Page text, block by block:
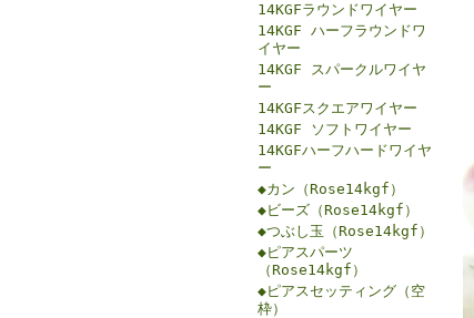
14KGFラウンドワイヤー
14KGF ハーフラウンドワ
イヤー
14KGF スパークルワイヤ
ー
14KGFスクエアワイヤー
14KGF ソフトワイヤー
14KGFハーフハードワイヤ
ー
◆カン（Rose14kgf）
◆ビーズ（Rose14kgf）
◆つぶし玉（Rose14kgf）
◆ピアスパーツ
（Rose14kgf）
◆ピアスセッティング（空
枠）